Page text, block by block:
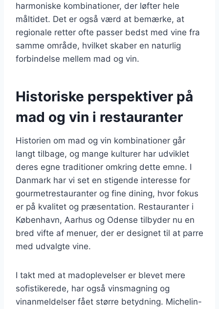
harmoniske kombinationer, der løfter hele
måltidet. Det er også værd at bemærke, at
regionale retter ofte passer bedst med vine fra
samme område, hvilket skaber en naturlig
forbindelse mellem mad og vin.
Historiske perspektiver på
mad og vin i restauranter
Historien om mad og vin kombinationer går
langt tilbage, og mange kulturer har udviklet
deres egne traditioner omkring dette emne. I
Danmark har vi set en stigende interesse for
gourmetrestauranter og fine dining, hvor fokus
er på kvalitet og præsentation. Restauranter i
København, Aarhus og Odense tilbyder nu en
bred vifte af menuer, der er designet til at parre
med udvalgte vine.
I takt med at madoplevelser er blevet mere
sofistikerede, har også vinsmagning og
vinanmeldelser fået større betydning. Michelin-